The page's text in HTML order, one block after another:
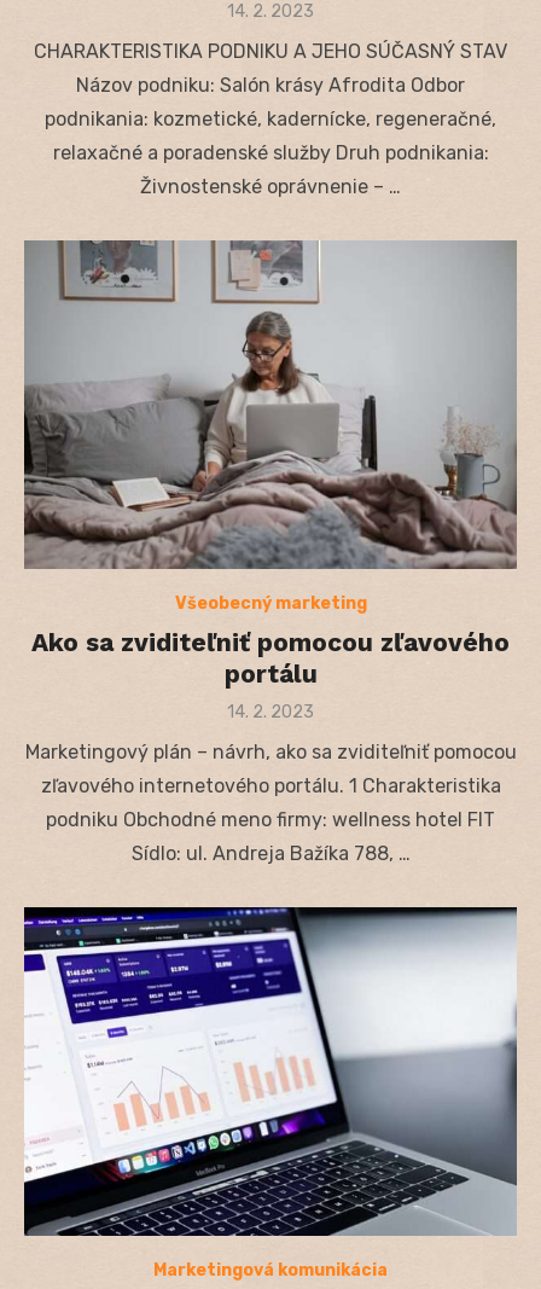
Posted
14. 2. 2023
CHARAKTERISTIKA PODNIKU A JEHO SÚČASNÝ STAV
Názov podniku: Salón krásy Afrodita Odbor
podnikania: kozmetické, kadernícke, regeneračné,
relaxačné a poradenské služby Druh podnikania:
Živnostenské oprávnenie – …
Všeobecný marketing
Ako sa zviditeľniť pomocou zľavového
portálu
Posted
14. 2. 2023
Marketingový plán – návrh, ako sa zviditeľniť pomocou
zľavového internetového portálu. 1 Charakteristika
podniku Obchodné meno firmy: wellness hotel FIT
Sídlo: ul. Andreja Bažíka 788, …
Marketingová komunikácia